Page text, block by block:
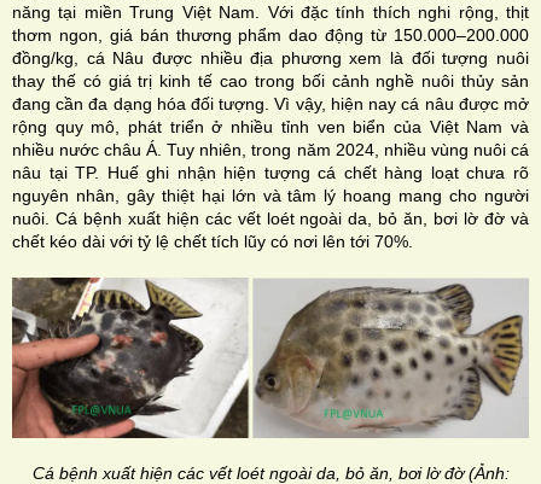
năng tại miền Trung Việt Nam. Với đặc tính thích nghi rộng, thịt
thơm ngon, giá bán thương phẩm dao động từ 150.000–200.000
đồng/kg, cá Nâu được nhiều địa phương xem là đối tượng nuôi
thay thế có giá trị kinh tế cao trong bối cảnh nghề nuôi thủy sản
đang cần đa dạng hóa đối tượng. Vì vậy, hiện nay cá nâu được mở
rộng quy mô, phát triển ở nhiều tỉnh ven biển của Việt Nam và
nhiều nước châu Á. Tuy nhiên, trong năm 2024, nhiều vùng nuôi cá
nâu tại TP. Huế ghi nhận hiện tượng cá chết hàng loạt chưa rõ
nguyên nhân, gây thiệt hại lớn và tâm lý hoang mang cho người
nuôi. Cá bệnh xuất hiện các vết loét ngoài da, bỏ ăn, bơi lờ đờ và
chết kéo dài với tỷ lệ chết tích lũy có nơi lên tới 70%.
Cá bệnh xuất hiện các vết loét ngoài da, bỏ ăn, bơi lờ đờ (Ảnh: